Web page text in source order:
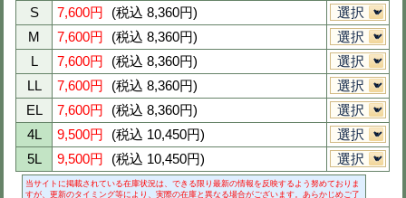
品番
48401
定価
10,400円(税抜)
スソ直し
スソ直し不可
※下の画像をクリックすると拡大画